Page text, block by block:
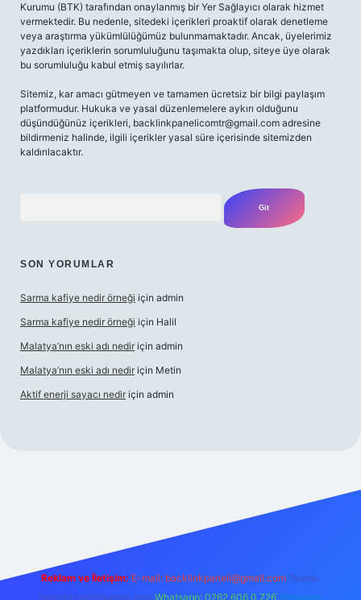
Kurumu (BTK) tarafından onaylanmış bir Yer Sağlayıcı olarak hizmet
vermektedir. Bu nedenle, sitedeki içerikleri proaktif olarak denetleme
veya araştırma yükümlülüğümüz bulunmamaktadır. Ancak, üyelerimiz
yazdıkları içeriklerin sorumluluğunu taşımakta olup, siteye üye olarak
bu sorumluluğu kabul etmiş sayılırlar.
Sitemiz, kar amacı gütmeyen ve tamamen ücretsiz bir bilgi paylaşım
platformudur. Hukuka ve yasal düzenlemelere aykırı olduğunu
düşündüğünüz içerikleri, backlinkpanelicomtr@gmail.com adresine
bildirmeniz halinde, ilgili içerikler yasal süre içerisinde sitemizden
kaldırılacaktır.
SON YORUMLAR
Sarma kafiye nedir örneği için admin
Sarma kafiye nedir örneği için Halil
Malatya’nın eski adı nedir için admin
Malatya’nın eski adı nedir için Metin
Aktif enerji sayacı nedir için admin
Reklam ve İletişim: E-mail: backlinkpaneli@gmail.com Teams:
forumhizmeti@gmail.com Whatsapp: 0262 606 0 726 Telegram: